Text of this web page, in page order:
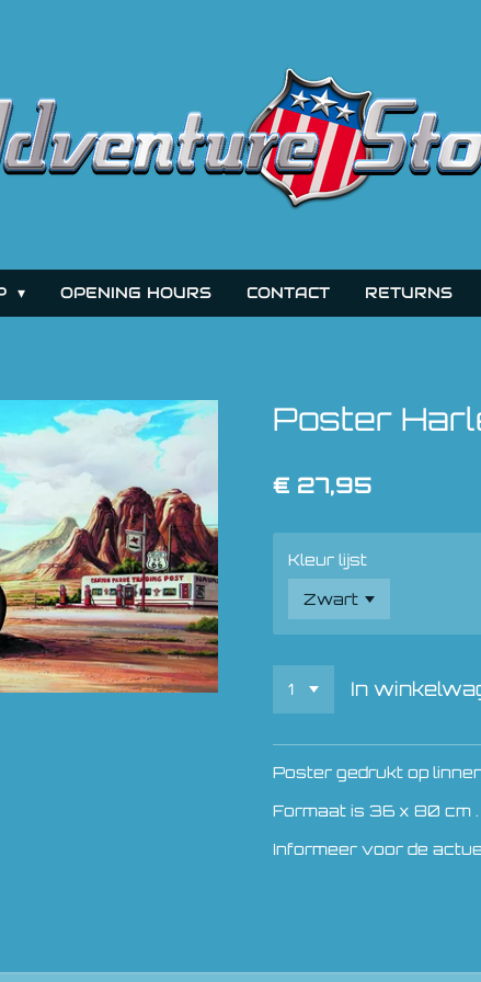
OPENING HOURS CONTACT RETURNS
Poster
€ 27,95
Kleur lijst
In
Poster gedrukt op
Formaat is 36 x 80 cm .
Informeer voor de